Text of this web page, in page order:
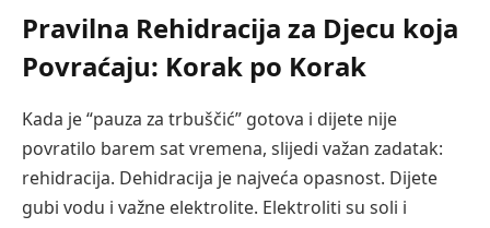
Pravilna Rehidracija za Djecu koja
Povraćaju: Korak po Korak
Kada je “pauza za trbuščić” gotova i dijete nije
povratilo barem sat vremena, slijedi važan zadatak:
rehidracija. Dehidracija je najveća opasnost. Dijete
gubi vodu i važne elektrolite. Elektroliti su soli i